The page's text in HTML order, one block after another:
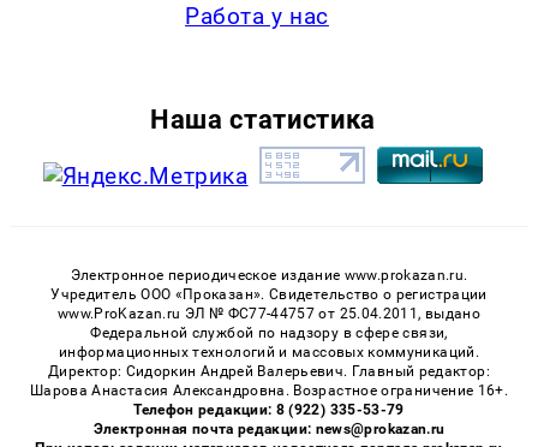
Работа у нас
Наша статистика
Электронное периодическое издание www.prokazan.ru.
Учредитель ООО «Проказан». Cвидетельство о регистрации
www.ProKazan.ru ЭЛ № ФС77-44757 от 25.04.2011, выдано
Федеральной службой по надзору в сфере связи,
информационных технологий и массовых коммуникаций.
Директор: Сидоркин Андрей Валерьевич. Главный редактор:
Шарова Анастасия Александровна. Возрастное ограничение 16+.
Телефон редакции: 8 (922) 335-53-79
Электронная почта редакции: news@prokazan.ru